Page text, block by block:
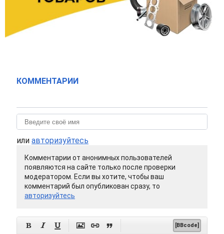
КОММЕНТАРИИ
или авторизуйтесь
Комментарии от анонимных пользователей
появляются на сайте только после проверки
модератором. Если вы хотите, чтобы ваш
комментарий был опубликован сразу, то
авторизуйтесь
      [BBcode]